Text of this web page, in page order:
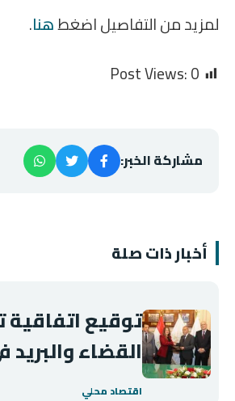
لمزيد من التفاصيل اضغطهنا.
Post Views:0
مشاركة الخبر:
أخبار ذات صلة
توقيع اتفاقية
القضاء
اقتصاد محلي